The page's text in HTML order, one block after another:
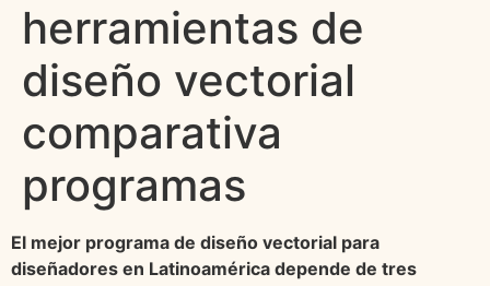
herramientas de
diseño vectorial
comparativa
programas
El mejor programa de diseño vectorial para
diseñadores en Latinoamérica depende de tres